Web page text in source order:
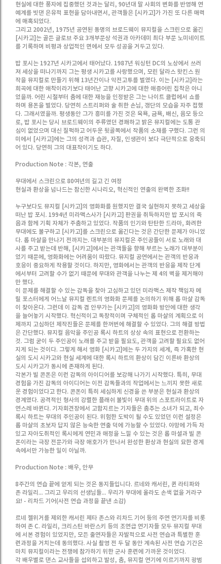
현실에 대한 풍자에 집중했던 것과는 달리, 90년대 말 사회의 변화를 반영해 연
예계를 빗댄 은유적 표현을 담아내면서, 관객들은 [시카고]가 가진 또 다른 매력
에 매혹되었다.
그리고 2002년, 1975년 공연된 동명의 브로드웨이 뮤지컬을 스크린으로 옮긴
[시카고]는 골든 글로브 주요 3개부문상 석권과 아카데미 최다 부문 노미네이트
를 기록하며 비평과 상업적인 면에서 모두 성공을 거두고 있다.
밥 포시는 1927년 시카고에서 태어났다. 1987년 워싱턴 DC의 노상에서 쓰러
져 세상을 떠나기까지 그는 평생 시카고를 사랑했으며, 모린 달라스 왓킨스 원
작을 뮤지컬로 만들기 위해 13년간이나 악전고투를 벌였다. 이는 [시카고]라는
희곡에 대한 애착이라기보다 태어난 고향 시카고에 대한 애증어린 집착은 아니
었을까. 어린 시절부터 춤에 대한 재능을 인정받은 그는 나이트 클럽에서 쇼를
하며 용돈을 벌었다. 당연히 스트리퍼와 술 취한 손님, 갱단의 모습을 자주 접했
다. 그래서였을까. 평생동안 그가 흥미를 가진 것은 육욕, 금욕, 배신, 음모 등으
로, 밥 포시는 당시 브로드웨이의 주류였던 경쾌하고 밝은 뮤지컬에는 도통 관
심이 없었으며 대신 질퍽하고 어두운 뒷골목에서 작품의 소재를 구했다. 그런 의
미에서 [시카고]에는 그의 성격과 습관, 자질, 인생관이 보다 극단적으로 응축되
어 있다. 당연히 그의 대표작이기도 하다.
Production Note : 각본, 연출
무대에서 스크린으로 80여년의 길고 긴 여정
현실과 환상을 넘나드는 참신한 시나리오, 혁신적인 연출의 완벽한 조화!!
누구보다도 뮤지컬 [시카고]의 영화화를 원했지만 결국 실현하지 못하고 세상을
떠난 밥 포시. 1994년 미라맥스사가 [시카고] 판권을 취득하지만 밥 포시의 죽
음과 함께 기획 자체가 주춤하고 있었다. 작품의 인기와 탄탄한 드라마, 화려한
무대에도 불구하고 [시카고]를 스크린으로 옮긴다는 것은 간단한 문제가 아니었
다. 롭 마샬을 만나기 전까지는. 대부분의 뮤지컬은 주인공들이 서로 노래와 대
사를 주고 받는데 반해, [시카고]에서는 관객들을 향해 부르는 노래가 대부분이
었기 때문에, 영화화에는 어려움이 따랐다. 뮤지컬 공연에서는 관객의 반응과
호응이 중요하게 작용할 것이다. 하지만, 영화에서는 관객의 반응을 제작 단계
에서부터 고려할 수가 없기 때문에 무대와 관객을 나누는 제 4의 벽을 제거해야
만 했다.
이 문제를 해결할 수 있는 감독을 찾아 고심하고 있던 미라맥스 제작 책임자 메
릴 포스터에게 어느날 뮤지컬 렌트의 영화화 문제를 논의하기 위해 롭 마샬 감독
이 찾아온다. 그런데 이 감독 겸 안무가는 [시카고]의 영화화 방안에 대한 생각
을 늘어놓기 시작했다. 혁신적이고 독창적이며 구체적인 롭 마샬의 계획으로 이
제까지 고심하던 제작진들은 문제를 한꺼번에 해결할 수 있었다. 그의 해결 방법
은 간단했다. 뮤지컬 음악을 주인공 록시 하트의 상상 속의 표현으로 전환하는
것. 그럼 굳이 두 주인공이 노래를 주고 받을 필요도, 관객을 고려할 필요도 없어
지게 되는 것이다. 그렇게 해서 영화 [시카고]에는 두 가지의 세계, 즉 가혹한 현
실의 도시 시카고와 현실 세계에 대한 록시 하트의 환상이 담긴 이른바 환상의
도시 시카고가 동시에 존재하게 된다.
각본가 빌 콘돈은 이런 감독의 아이디어를 보강해 나가기 시작했다. 특히, 무대
경험을 가진 감독의 아이디어는 이전 감독들과의 작업에서는 느끼지 못한 새로
운 경험이었다고 한다. 콘돈이 특히 세심하게 신경을 쓴 부분은 현실과 환상의
경계였다. 공격적인 형사의 강렬한 플래쉬 불빛이 무대 위의 스포트라이트로 자
연스레 바뀐다. 기자회견장에서 고함지르는 기자들은 춤추는 소녀가 되고, 죄수
록시 하트는 무대의 주인공이 된다. 위험한 도박이 될 수도 있었던 이런 설정은
롭 마샬의 초보자 답지 않은 능숙한 연출 덕에 가능할 수 있었다. 야망에 가득 차
있고 자아도취적인 록시에게 연민과 애정을 느낄 수 있는 것은 롭 마셜과 빌 콘
돈이라는 극장 전문가와 극장 애호가가 만나서 완성한 환상과 현실의 묘한 경계
속에서만 가능한 일이 아닐까.
Production Note : 배우, 안무
8주간의 연습 끝에 얻게 되는 것은 동지들입니다. 르네와 캐서린, 퀸 라티파와
존 라일리... 그리고 우리의 선생님들... 우리가 무대에 올라도 손색 없을 거라구
요! - 리차드 기어(사전 연습 과정을 끝낸 소감)
르네 젤위거를 제외한 캐서린 제타 존스와 리차드 기어 등의 주연 연기자를 비롯
하여 존 C. 라일리, 크리스틴 바란스키 등의 조연급 연기자들 모두 뮤지컬 무대
에 서본 경험이 있었지만, 모든 출연자들은 자발적으로 사전 연습과 특별한 훈
련과정을 거치는데 동의했다. 사실 촬영 전 두 달 동안 계속된 사전 연습 기간은
마치 뮤지컬이라는 전쟁에 참가하기 위한 군사 훈련에 가까운 것이었다.
각 배우별로 댄스 교사들을 섭외하고 발성, 춤, 뮤지컬 연기에 이르기까지 광범